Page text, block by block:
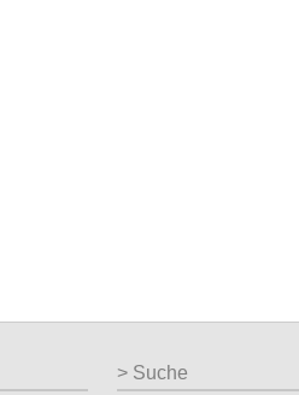
Suche